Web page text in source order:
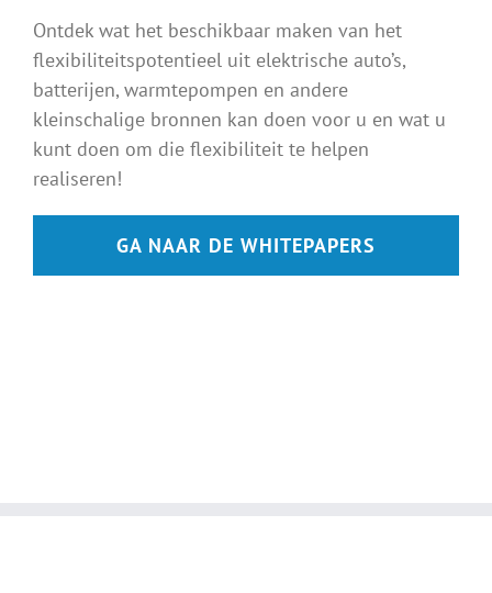
Ontdek wat het beschikbaar maken van het
flexibiliteitspotentieel uit elektrische auto’s,
batterijen, warmtepompen en andere
kleinschalige bronnen kan doen voor u en wat u
kunt doen om die flexibiliteit te helpen
realiseren!
GA NAAR DE WHITEPAPERS